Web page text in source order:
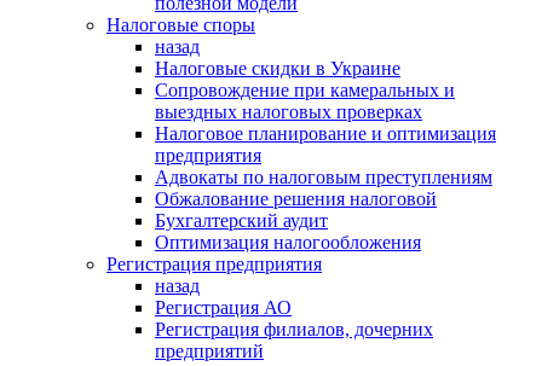
Налоговые споры
назад
Налоговые скидки в Украине
Сопровождение при камеральных и
выездных налоговых проверках
Налоговое планирование и оптимизация
предприятия
Адвокаты по налоговым преступлениям
Обжалование решения налоговой
Бухгалтерский аудит
Оптимизация налогообложения
Регистрация предприятия
назад
Регистрация АО
Регистрация филиалов, дочерних
предприятий